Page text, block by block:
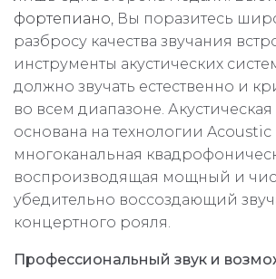
фортепиано, Вы поразитесь
разбросу качества звучания
инструменты акустических
должно звучать естественно и
во всем диапазоне.
основана на технологии
многоканальная
воспроизводящая мощный и
убедительно воссоздающий
концертного рояля.
Профессиональный звук и